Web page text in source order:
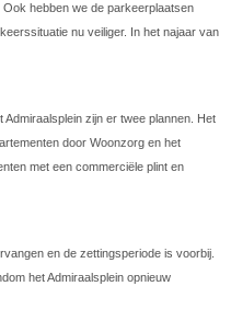
hebben we de parkeerplaatsen
nu veiliger. In het najaar van
Admiraalsplein zijn er twee plannen. Het
door Woonzorg en het
met een commerciële plint en
en de zettingsperiode is voorbij.
het Admiraalsplein opnieuw